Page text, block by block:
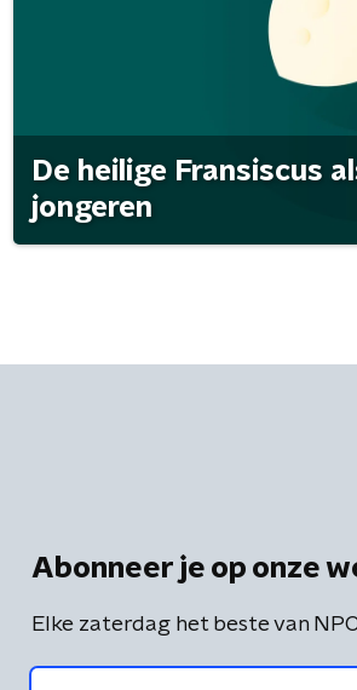
De heilige Fransiscus
jongeren
Abonneer je op onze
Elke zaterdag het beste van